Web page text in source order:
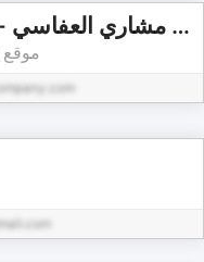
القارئ مشاري العفاسي - رواية حفص عن عاصم - Mishary Alafasi - Rewayat Hafs A'n Assem |
موقع